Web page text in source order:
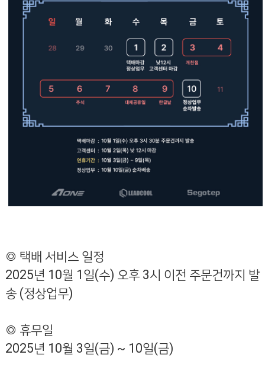
◎ 택배 서비스 일정
2025년 10월 1 일(수) 오후3시 이전 주문건까지 발
송(정상업무)
◎ 휴무일
2025년 10월 3일(금) ~ 10일(금)